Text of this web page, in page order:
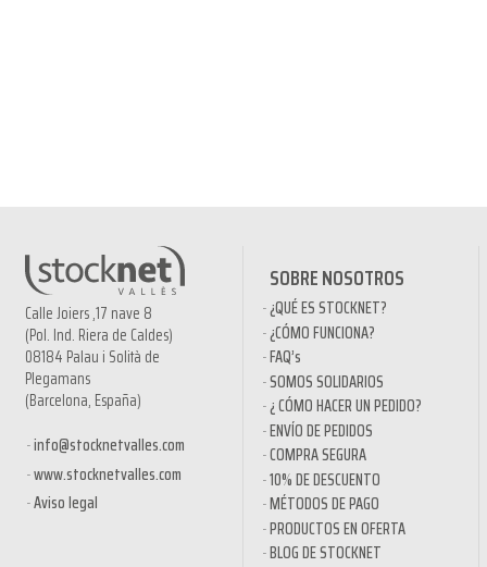
Calle Joiers ,17 nave 8
(Pol. Ind. Riera de Caldes)
08184 Palau i Solità de
Plegamans
(Barcelona, España)
info@stocknetvalles.com
www.stocknetvalles.com
Aviso legal
SOBRE NOSOTROS
¿QUÉ ES STOCKNET?
¿CÓMO FUNCIONA?
FAQ’s
SOMOS SOLIDARIOS
¿ CÓMO HACER UN PEDIDO?
ENVÍO DE PEDIDOS
COMPRA SEGURA
10% DE DESCUENTO
MÉTODOS DE PAGO
PRODUCTOS EN OFERTA
BLOG DE STOCKNET